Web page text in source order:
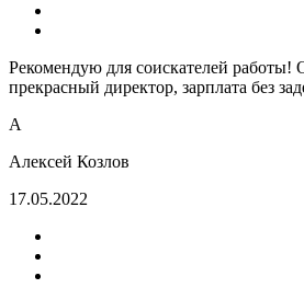
Рекомендую для соискателей работы!
прекрасный директор, зарплата без
А
Алексей Козлов
17.05.2022